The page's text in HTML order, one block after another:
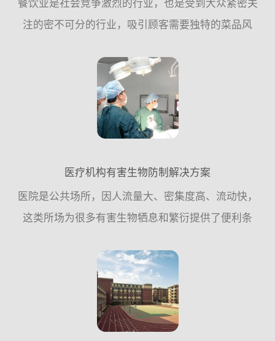
餐饮业是社会竞争激烈的行业，也是受到大众紧密关
注的密不可分的行业，吸引顾客需要独特的菜品风
往可能只需要一粒小小的“老鼠屎”。餐饮业与食品密
不可分的关系，...
医疗机构有害生物防制解决方案
医院是公共场所，因人流量大、密集度高、流动快，
这类所场为很多有害生物牺息和繁衍提供了便利条
循从源头控制的原则，更多的需要从日常工作中采取
预防措施，尽量少用...